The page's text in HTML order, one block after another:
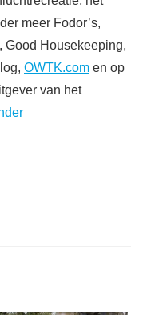
meer Fodor’s,
Good Housekeeping,
OWTK.com en op
van het